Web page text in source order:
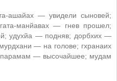
ашайах — увидели сыновей;
манйавах — гнев прошел;
удухйа — подняв; дорбхих —
— на голове; гхранаих
— высочайшее; мудам